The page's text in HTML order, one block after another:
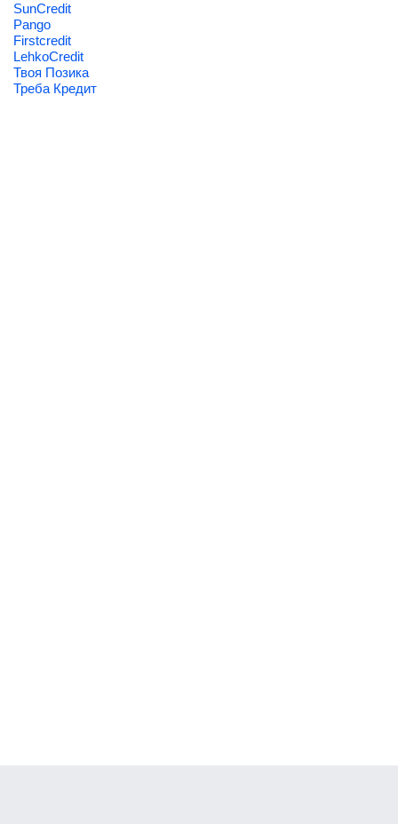
SunCredit
Pango
Firstcredit
LehkoCredit
Твоя Позика
Треба Кредит